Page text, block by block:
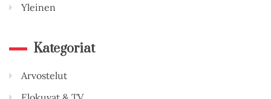
Yleinen
Kategoriat
Arvostelut